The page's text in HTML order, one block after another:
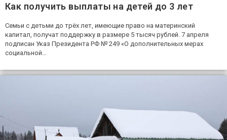
Как получить выплаты на детей до 3 лет
Семьи с детьми до трёх лет, имеющие право на материнский
капитал, получат поддержку в размере 5 тысяч рублей. 7 апреля
подписан Указ Президента РФ № 249 «О дополнительных мерах
социальной…